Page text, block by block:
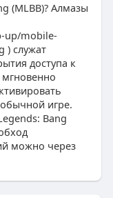
(MLBB)? Алмазы
up/mobile-
) служат
доступа к
мгновенно
игре.
Bang
можно через